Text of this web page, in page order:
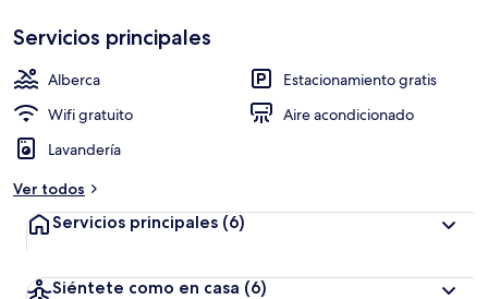
Servicios principales
Alberca
Estacionamiento gratis
Wifi gratuito
Aire acondicionado
Lavandería
Ver todos
Servicios principales (6)
Siéntete como en casa (6)